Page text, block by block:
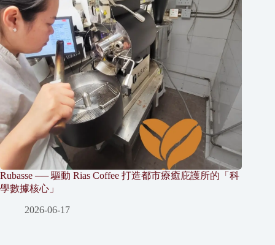
Rubasse ── 驅動 Rias Coffee 打造都市療癒庇護所的「科
學數據核心」
2026-06-17